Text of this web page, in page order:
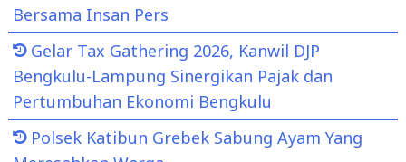
Bersama Insan Pers
Gelar Tax Gathering 2026, Kanwil DJP
Bengkulu-Lampung Sinergikan Pajak dan
Pertumbuhan Ekonomi Bengkulu
Polsek Katibun Grebek Sabung Ayam Yang